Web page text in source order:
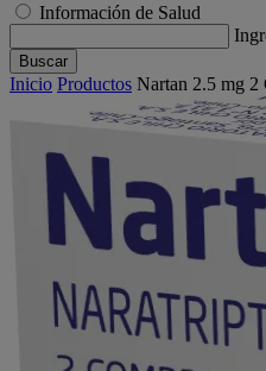
Información de Salud
Buscar
Inicio Productos Nartan 2.5 mg 2